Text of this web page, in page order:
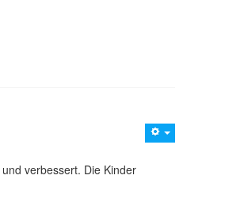
verbessert. Die Kinder